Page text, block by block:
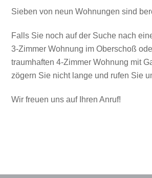
Sieben von neun Wohnungen sind
Falls Sie noch auf der Suche nach
3-Zimmer Wohnung im Oberschoß
traumhaften 4-Zimmer Wohnung mit
zögern Sie nicht lange und rufen Sie
Wir freuen uns auf Ihren Anruf!